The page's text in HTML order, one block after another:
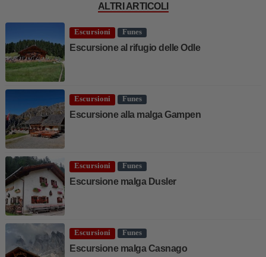
ALTRI ARTICOLI
Escursioni Funes
Escursione al rifugio delle Odle
Escursioni Funes
Escursione alla malga Gampen
Escursioni Funes
Escursione malga Dusler
Escursioni Funes
Escursione malga Casnago